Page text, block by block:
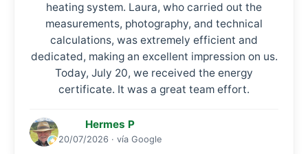
heating system. Laura, who carried out the
measurements, photography, and technical
calculations, was extremely efficient and
dedicated, making an excellent impression on us.
Today, July 20, we received the energy
certificate. It was a great team effort.
Hermes P
20/07/2026 · vía Google